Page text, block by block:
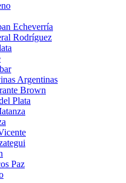
Echeverría
Rodríguez
Argentinas
Brown
Plata
Paz